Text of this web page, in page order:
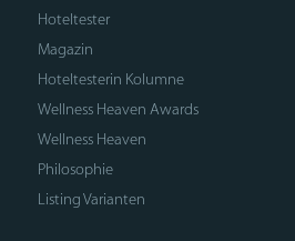
Hoteltester
Magazin
Hoteltesterin Kolumne
Wellness Heaven Awards
Wellness Heaven
Philosophie
Listing Varianten